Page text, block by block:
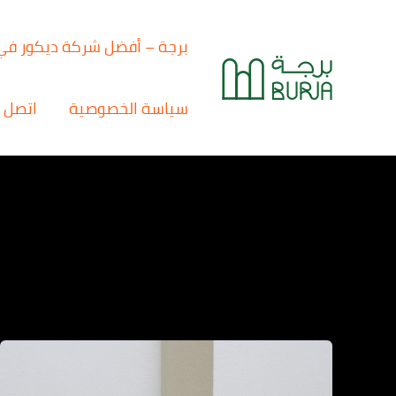
برجة – أفضل شركة ديكور
سياسة الخصوصية اتصل